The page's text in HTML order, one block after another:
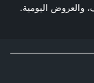
والعروض اليومية.